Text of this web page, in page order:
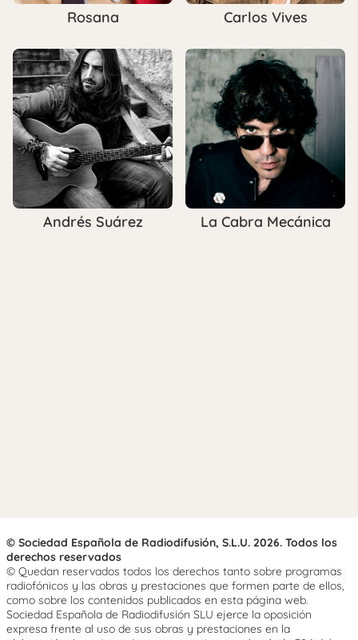
Rosana Carlos Vives
Andrés Suárez La Cabra Mecánica
© Sociedad Española de Radiodifusión, S.L.U. 2026. Todos los
derechos reservados
© Quedan reservados todos los derechos tanto sobre programas
radiofónicos y las obras y prestaciones que formen parte de ellos,
como sobre los contenidos publicados en esta página web.
Sociedad Española de Radiodifusión SLU ejerce la oposición
expresa frente al uso de sus obras y prestaciones en la